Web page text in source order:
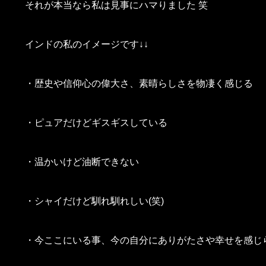
それが本当なら私は見事にハマりました 笑
インドの私のイメージです↓↓
・歴史や信仰心の偉大さ、素晴らしさを物凄く感じる
・ピュアだけどギスギスしている
・温かいけど油断できない
・シャイだけど馴れ馴れしい(笑)
・今ここにいる事、今の自分にありがたさや幸せを感じ